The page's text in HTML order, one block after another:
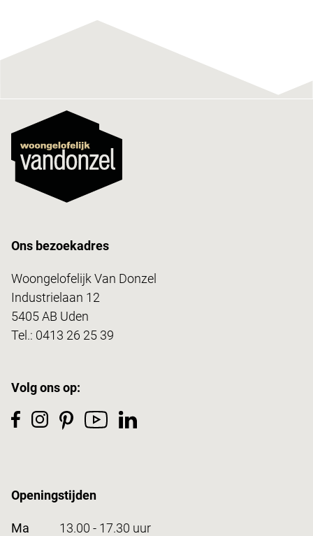
Ons bezoekadres
Woongelofelijk Van Donzel
Industrielaan 12
5405 AB Uden
Tel.: 0413 26 25 39
Volg ons op:
Openingstijden
Ma
13.00 - 17.30 uur